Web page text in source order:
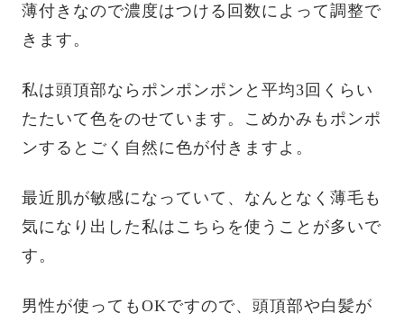
薄付きなので濃度はつける回数によって調整で
きます。
私は頭頂部ならポンポンポンと平均3回くらい
たたいて色をのせています。こめかみもポンポ
ンするとごく自然に色が付きますよ。
最近肌が敏感になっていて、なんとなく薄毛も
気になり出した私はこちらを使うことが多いで
す。
男性が使ってもOKですので、頭頂部や白髪が